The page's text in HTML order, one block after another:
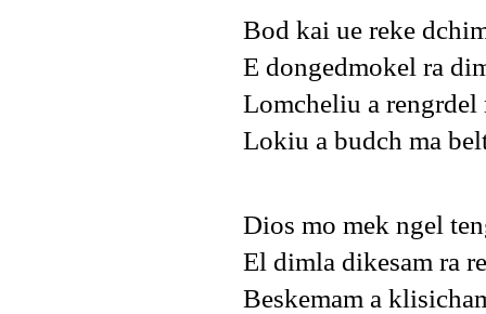
Bod kai ue reke
E dongedmokel ra
Lomcheliu a
Lokiu a budch ma
Dios mo mek ngel
El dimla dikesam ra
Beskemam a